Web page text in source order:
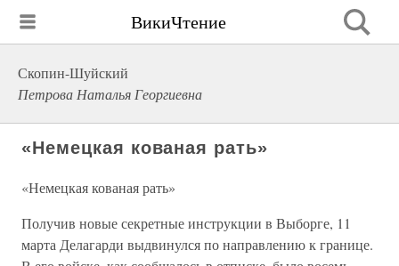
ВикиЧтение
Скопин-Шуйский
Петрова Наталья Георгиевна
«Немецкая кованая рать»
«Немецкая кованая рать»
Получив новые секретные инструкции в Выборге, 11
марта Делагарди выдвинулся по направлению к границе.